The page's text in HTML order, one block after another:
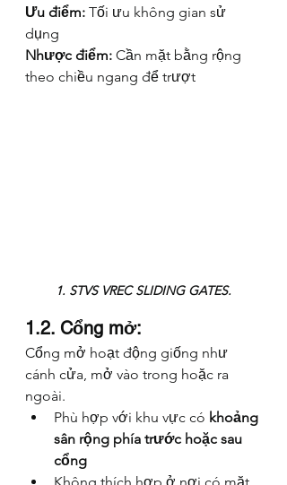
Ưu điểm: Tối ưu không gian sử
dụng
Nhược điểm: Cần mặt bằng rộng
theo chiều ngang để trượt
1. STVS VREC SLIDING GATES.
1.2. Cổng mở:
Cổng mở hoạt động giống như
cánh cửa, mở vào trong hoặc ra
ngoài.
Phù hợp với khu vực có khoảng
sân rộng phía trước hoặc sau
cổng